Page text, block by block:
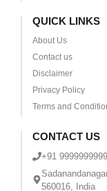
QUICK LINKS
About Us
Contact us
Disclaimer
Privacy Policy
Terms and
CONTACT US
+91 9999999999
560016, India